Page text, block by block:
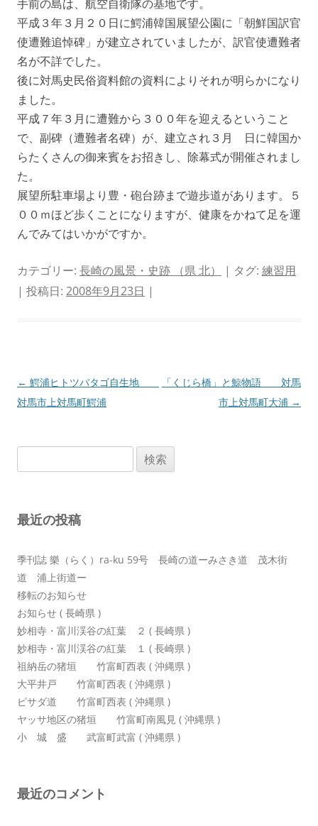
手前の島は、航空自衛隊の基地です。
平成３年３月２０日に鰐浦韓国展望公園に「朝鮮国訳官
使遭難追悼碑」が建立されていましたが、訳官使遭難者
名が不詳でした。
後に対馬史民俗資料館の資料によりそれが明らかになり
ました。
平成７年３月に遭難から３００年を迎えるということ
で、副碑（遭難者名碑）が、建立され３月 日に韓国か
らたくさんの御来賓をお招きし、除幕式が開催されまし
た。
展望所駐車場より豊・砲台跡まで遊歩道があります。５
００ｍほど歩くことになりますが、健康をかねて足を運
んでみてはいかがですか。
カテゴリー: 長崎の風景・史跡 （県 北） | タグ: 練習用
| 投稿日: 2008年9月23日 |
投
稿
ョ
← 鰐浦ヒトツバタゴ自生地
対馬市上対馬町鰐浦
「くじら橋」と鯨物語 対馬
市上対馬町大浦 →
索:
最近の投稿
季刊誌 樂（らく）ra-ku 59号 長崎の道ーみさき道 茂木街
道 浦上街道ー
移転のお知らせ
お知らせ ( 長崎県 )
妙相寺・富川渓谷の紅葉 ２ ( 長崎県 )
妙相寺・富川渓谷の紅葉 １ ( 長崎県 )
祖納岳の猪垣 竹富町西表 ( 沖縄県 )
大平井戸 竹富町西表 ( 沖縄県 )
ピサダ道 竹富町西表 ( 沖縄県 )
ヤッサ地区の猪垣 竹富町南風見 ( 沖縄県 )
小 城 盛 武富町武富 ( 沖縄県 )
最近のコメント